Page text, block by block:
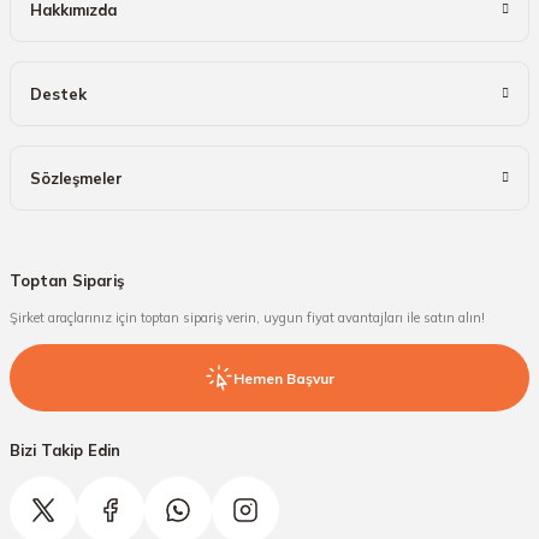
Hakkımızda
Destek
Sözleşmeler
Toptan Sipariş
Şirket araçlarınız için toptan sipariş verin, uygun fiyat avantajları ile satın alın!
Hemen Başvur
Bizi Takip Edin